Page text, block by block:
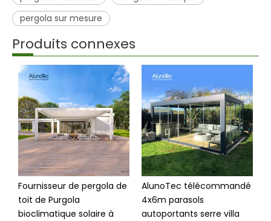
pergola sur mesure
Produits connexes
Fournisseur de pergola de
toit de Purgola
bioclimatique solaire à
AlunoTec télécommandé
4x6m parasols
autoportants serre villa